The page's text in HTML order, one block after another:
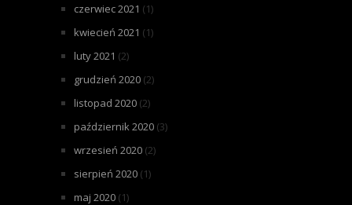
czerwiec 2021 (1)
kwiecień 2021 (1)
luty 2021 (2)
grudzień 2020 (2)
listopad 2020 (2)
październik 2020 (3)
wrzesień 2020 (2)
sierpień 2020 (1)
maj 2020 (1)